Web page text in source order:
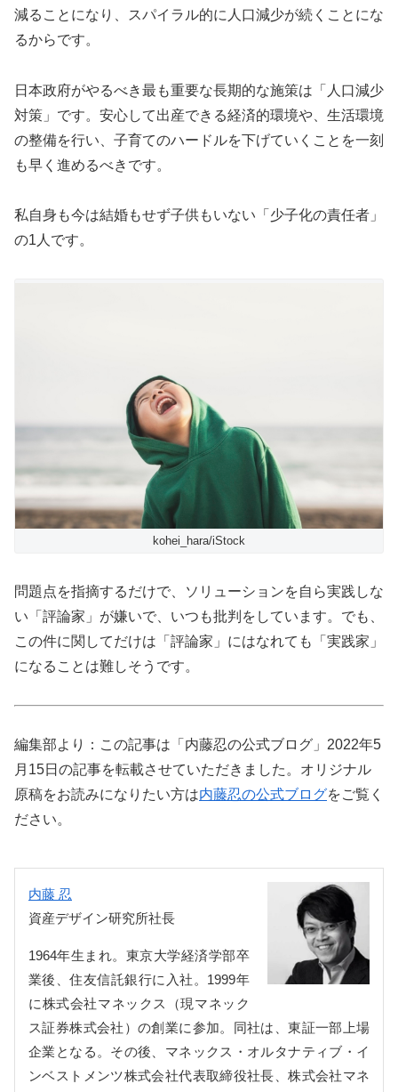
減ることになり、スパイラル的に人口減少が続くことにな
るからです。
日本政府がやるべき最も重要な長期的な施策は「人口減少
対策」です。安心して出産できる経済的環境や、生活環境
の整備を行い、子育てのハードルを下げていくことを一刻
も早く進めるべきです。
私自身も今は結婚もせず子供もいない「少子化の責任者」
の1人です。
kohei_hara/iStock
問題点を指摘するだけで、ソリューションを自ら実践しな
い「評論家」が嫌いで、いつも批判をしています。でも、
この件に関してだけは「評論家」にはなれても「実践家」
になることは難しそうです。
編集部より：この記事は「内藤忍の公式ブログ」2022年5
月15日の記事を転載させていただきました。オリジナル
原稿をお読みになりたい方は内藤忍の公式ブログをご覧く
ださい。
内藤 忍
資産デザイン研究所社長
1964年生まれ。東京大学経済学部卒
業後、住友信託銀行に入社。1999年
に株式会社マネックス（現マネック
ス証券株式会社）の創業に参加。同社は、東証一部上場
企業となる。その後、マネックス・オルタナティブ・イ
ンベストメンツ株式会社代表取締役社長、株式会社マネ